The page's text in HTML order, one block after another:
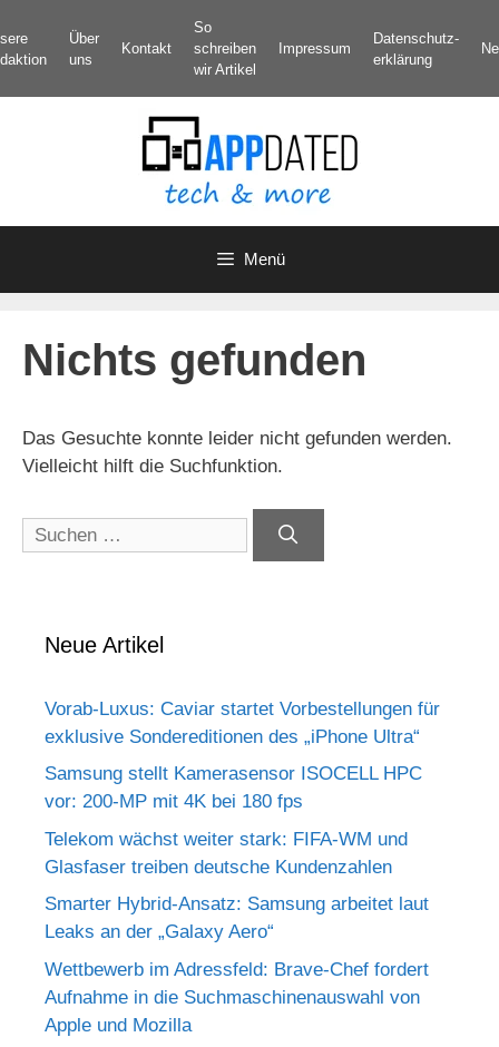
Inhalt
springen
Über
uns
Kontakt
So
schreiben
wir Artikel
Impressum
Datenschutz­
erklärung
Menü
Nichts gefunden
Das Gesuchte konnte leider nicht gefunden werden.
Vielleicht hilft die Suchfunktion.
Suchen
nach:
Neue Artikel
Vorab-Luxus: Caviar startet Vorbestellungen für
exklusive Sondereditionen des „iPhone Ultra“
Samsung stellt Kamerasensor ISOCELL HPC
vor: 200-MP mit 4K bei 180 fps
Telekom wächst weiter stark: FIFA-WM und
Glasfaser treiben deutsche Kundenzahlen
Smarter Hybrid-Ansatz: Samsung arbeitet laut
Leaks an der „Galaxy Aero“
Wettbewerb im Adressfeld: Brave-Chef fordert
Aufnahme in die Suchmaschinenauswahl von
Apple und Mozilla